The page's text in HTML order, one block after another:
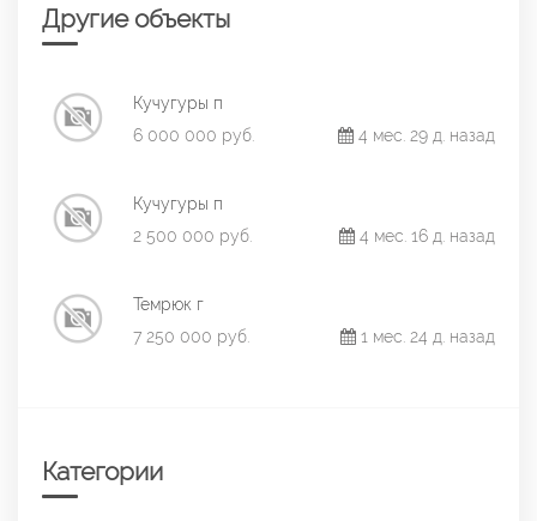
Другие объекты
Кучугуры п
6 000 000 руб.
4 мес. 29 д. назад
Кучугуры п
2 500 000 руб.
4 мес. 16 д. назад
Темрюк г
7 250 000 руб.
1 мес. 24 д. назад
Категории